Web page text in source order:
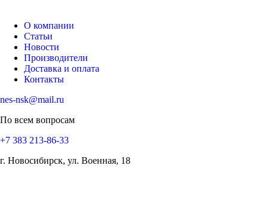
О компании
Статьи
Новости
Производители
Доставка и оплата
Контакты
nes-nsk@mail.ru
По всем вопросам
+7 383 213-86-33
г. Новосибирск, ул. Военная, 18